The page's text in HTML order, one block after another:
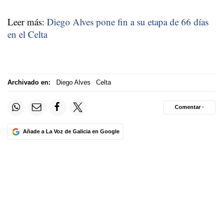
Leer más: Diego Alves pone fin a su etapa de 66 días
en el Celta
Archivado en: Diego Alves Celta
Añade a La Voz de Galicia en Google
Comentar ·